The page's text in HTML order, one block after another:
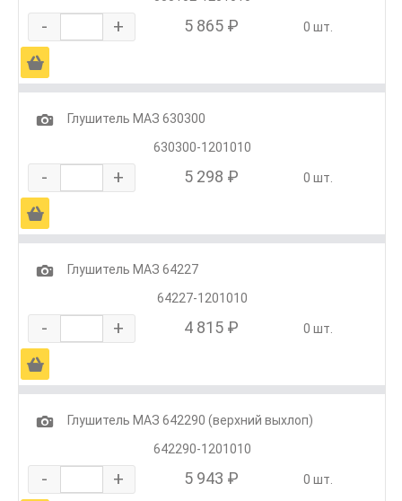
- + 5 865 ₽ 0 шт.
Ä
1
Глушитель МАЗ 630300
630300-1201010
- + 5 298 ₽ 0 шт.
Ä
1
Глушитель МАЗ 64227
64227-1201010
- + 4 815 ₽ 0 шт.
Ä
1
Глушитель МАЗ 642290 (верхний выхлоп)
642290-1201010
- + 5 943 ₽ 0 шт.